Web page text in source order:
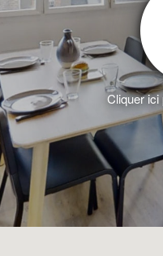
Cliquer ici